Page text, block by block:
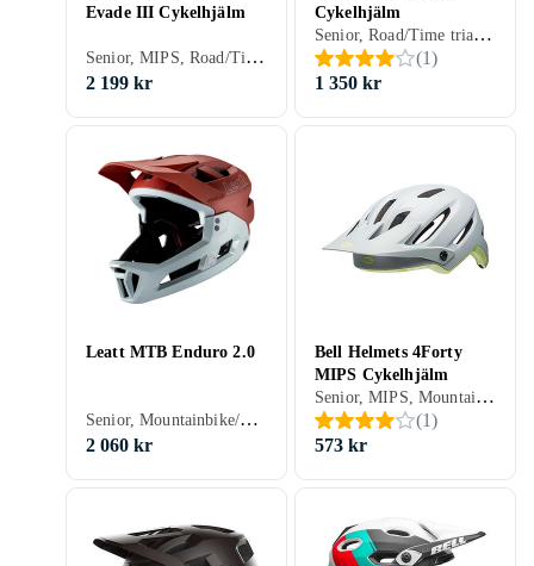
Evade III Cykelhjälm
Senior, MIPS, Road/Time trial, Öppen
2 199 kr
Cykelhjälm
Senior, Road/Time trial, Stad/Pendling, Öppen
(1)
1 350 kr
Leatt MTB Enduro 2.0
Senior, Mountainbike/Downhill/Trail, Heltäckande
2 060 kr
Bell Helmets 4Forty
MIPS Cykelhjälm
Senior, MIPS, Mountainbike/Downhill/Trail, BMX/Dirt, Öppen
(1)
573 kr